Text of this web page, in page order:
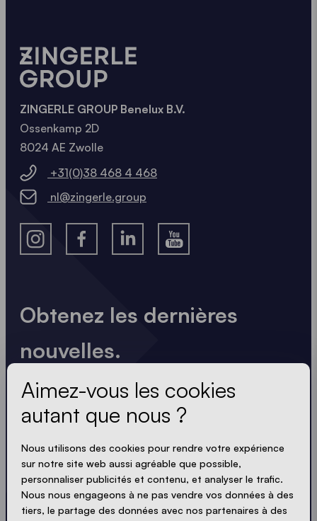
Obtenez les dernières
nouvelles.
Toujours à jour. Pas de spam ! Nous sommes brefs
et percutants. Tout comme nos tentes.
ACCEPTER LA POLITIQUE DE PROTECTION
PRIVACY
ZINGERLE GROUP Benelux B.V.
Ossenkamp 2D
8024 AE Zwolle
+31(0)38 468 4 468
nl@zingerle.group
Aimez-vous les cookies
autant que nous ?
Nous utilisons des cookies pour rendre votre expérience
sur notre site web aussi agréable que possible,
personnaliser publicités et contenu, et analyser le trafic.
Nous nous engageons à ne pas vendre vos données à des
tiers, le partage des données avec nos partenaires à des